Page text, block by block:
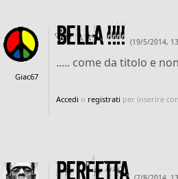
Giac67
BELLA !!!! (19/5/2014,
..... come da titolo e
Accedi o registrati per inserire
perfetta